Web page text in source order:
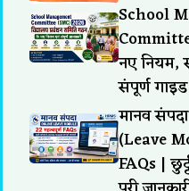
School
नए नियम,
संपूर्ण गाइड
मानव
(Leave
FAQs |